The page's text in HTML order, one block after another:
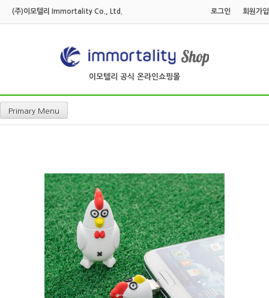
(주)이모텔리 Immortality Co., Ltd. 회원가입
로그인
이모텔리 공식 온라인쇼핑몰
Primary Menu